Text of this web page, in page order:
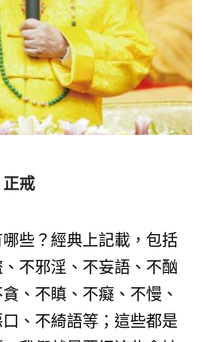
戒
些？經典上記載，包括
不邪淫、不妄語、不酗
、不瞋、不癡、不慢、
、不綺語等；這些都是